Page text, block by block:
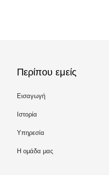
Περίπου εμείς
Εισαγωγή
Ιστορία
Υπηρεσία
Η ομάδα μας